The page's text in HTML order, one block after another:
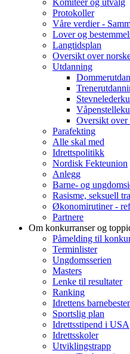
Protokoller
Våre verdier -
Lover og
Langtidsplan
Oversikt over
Utdanning
Oversikt over
Parafekting
Alle skal med
Idrettspolitikk
Nordisk Fekteunion
Anlegg
Barne- og
Rasisme, seksuell
Økonomirutiner -
Partnere
Om konkurranser og
Påmelding til
Terminlister
Ungdomsserien
Masters
Lenke til resultater
Ranking
Idrettens
Sportslig plan
Idrettsstipend i USA
Idrettsskoler
Utviklingstrapp